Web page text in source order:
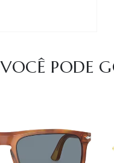
VOCÊ PODE